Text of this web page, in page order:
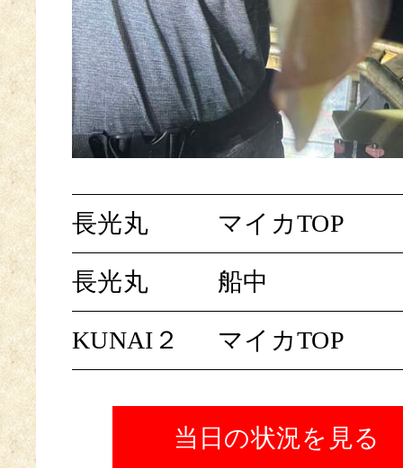
長光丸 マイカTOP
長光丸 船中
KUNAI２ マイカTOP
当日の状況を見る